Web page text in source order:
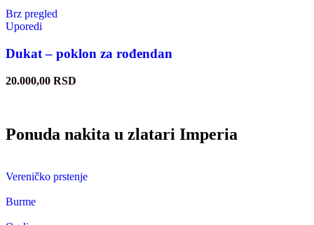
Brz pregled
Uporedi
Dukat – poklon za rođendan
20.000,00 RSD
Ponuda nakita u zlatari Imperia
Vereničko prstenje
Burme